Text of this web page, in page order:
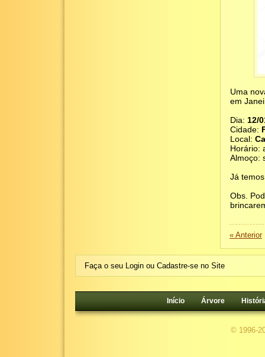
Uma
em
Dia: 12/
Cidade:
Local:
Horário:
Almoço:
Já
Obs.
« Anterior
Faça o seu Login ou Cadastre-se no Site
Início Árvore
© 1996-